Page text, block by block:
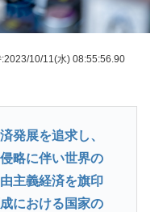
10/11(水) 08:55:56.90
発展を追求し、
略に伴い世界の
主義経済を旗印
における国家の